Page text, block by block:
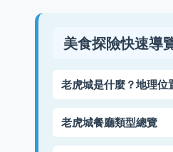
美食探險快速導
老虎城是什麼？地理位
老虎城餐廳類型總覽